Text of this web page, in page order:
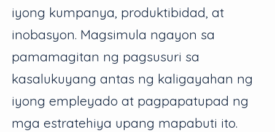
iyong kumpanya, produktibidad, at
inobasyon. Magsimula ngayon sa
pamamagitan ng pagsusuri sa
kasalukuyang antas ng kaligayahan ng
iyong empleyado at pagpapatupad ng
mga estratehiya upang mapabuti ito.